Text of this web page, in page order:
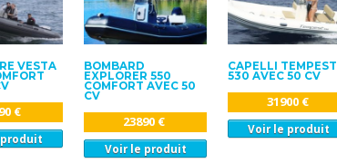
VESTA
€
BOMBARD
EXPLORER 550
COMFORT AVEC 50
CV
23890 €
Voir le produit
CAPELLI TEMPEST
530 AVEC 50 CV
31900 €
Voir le produit